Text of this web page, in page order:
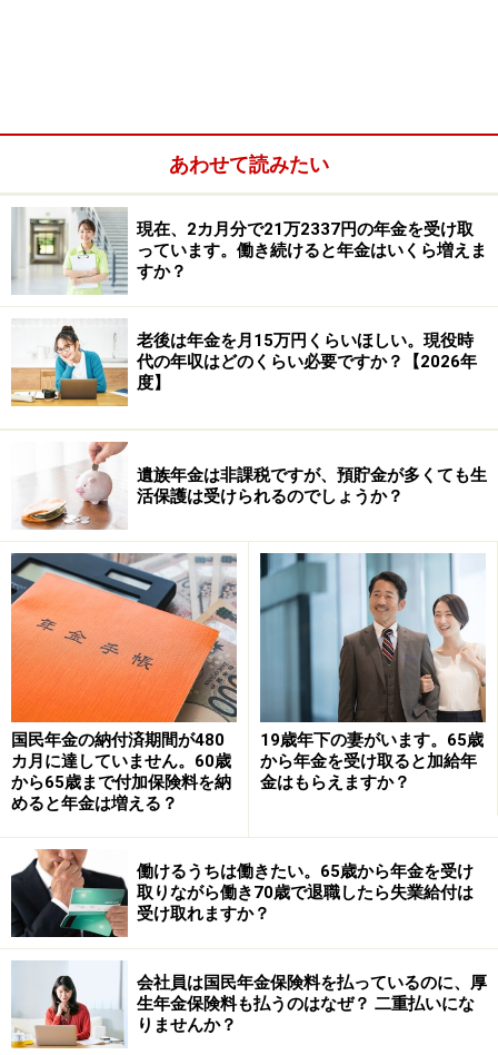
定年退職後のアルバイト。確定申告は必要？
A：老齢年金をもらいながら働く場合、一定
以上の収入があれば確定申告は必要
このケースでは、老齢年金額がわかりませんが、アルバ
イト収入があります。老齢年金をもらいながら働く場
合、一定以上の収入があれば確定申告は必要となりま
す。一般的には公的年金等の収入が400万円以下で、年
金以外の雑所得やアルバイトの給与所得が20万円以下
（給与収入なら75万円以下）なら確定申告は義務付けら
れていません。
ただし、一般的には、公的年金収入があったり、会社員
時代の収入、アルバイト収入もある場合は適用される所
得控除を受けられていないなど、所得税が多く引かれて
いる可能性もあります。
このケースでは、退職した年の所得も含め、所得税を精
算するためには確定申告を検討したほうがいいでしょ
う。詳しくは、税務署に確認してみましょう。
※年金プチ相談コーナーに取り上げてほしい質問がある
人はこちらから応募するか、コメント欄への書き込みを
お願いします。
【関連記事】
年金受給しながら働く人は確定申告が必要？
アルバイト収入があると年金が減るって本当？
あわせて読みたい
現在、2カ月分で21万2337円の年金を受け取
っています。働き続けると年金はいくら増えま
すか？
老後は年金を月15万円くらいほしい。現役時
代の年収はどのくらい必要ですか？【2026年
度】
遺族年金は非課税ですが、預貯金が多くても生
活保護は受けられるのでしょうか？
国民年金の納付済期間が480
カ月に達していません。60歳
から65歳まで付加保険料を納
めると年金は増える？
19歳年下の妻がいます。65歳
から年金を受け取ると加給年
金はもらえますか？
働けるうちは働きたい。65歳から年金を受け
取りながら働き70歳で退職したら失業給付は
受け取れますか？
会社員は国民年金保険料を払っているのに、厚
生年金保険料も払うのはなぜ？ 二重払いにな
りませんか？